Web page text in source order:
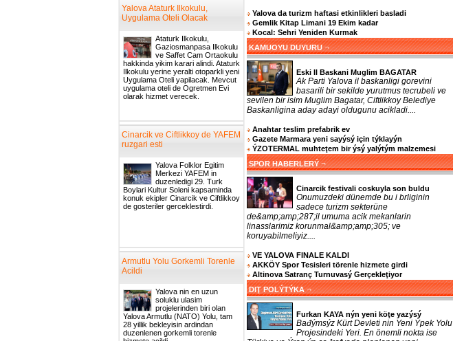
Yalova Ataturk Ilkokulu,
Uygulama Oteli Olacak
Ataturk Ilkokulu,
Gaziosmanpasa Ilkokulu
ve Saffet Cam Ortaokulu
hakkinda yikim karari alindi. Ataturk
Ilkokulu yerine yeralti otoparkli yeni
Uygulama Oteli yapilacak. Mevcut
uygulama oteli de Ogretmen Evi
olarak hizmet verecek.
Cinarcik ve Ciftlikkoy de YAFEM
ruzgari esti
Yalova Folklor Egitim
Merkezi YAFEM in
duzenledigi 29. Turk
Boylari Kultur Soleni kapsaminda
konuk ekipler Cinarcik ve Ciftlikkoy
de gosteriler gerceklestirdi.
Armutlu Yolu Gorkemli Torenle
Acildi
Yalova nin en uzun
soluklu ulasim
projelerinden biri olan
Yalova Armutlu (NATO) Yolu, tam
28 yillik bekleyisin ardindan
duzenlenen gorkemli torenle
Yalova da turizm haftasi etkinlikleri basladi
Gemlik Kitap Limani 19 Ekim kadar
Kocal: Sehri Yeniden Kurmak
KAMUOYU DUYURU ¬
Eski Il Baskani Muglim BAGATAR
Ak Parti Yalova il baskanligi gorevini
basarili bir sekilde yurutmus tecrubeli ve
sevilen bir isim Muglim Bagatar, Ciftlikkoy Belediye
Baskanligina aday adayi oldugunu acikladi....
Anahtar teslim prefabrik ev
Gazete Marmara yeni sayýsý için týklayýn
ÝZOTERMAL muhteţem bir ýsý yalýtým malzemesi
SPOR HABERLERÝ ¬
Cinarcik festivali coskuyla son buldu
Onumuzdeki dünemde bu i brliginin
sadece turizm sekterüne
de&amp;amp;287;il umuma acik mekanlarin
linasslarimiz korunmal&amp;amp;305; ve
koruyabilmeliyiz....
VE YALOVA FINALE KALDI
AKKÖY Spor Tesisleri törenle hizmete girdi
Altinova Satranç Turnuvasý Gerçekleţiyor
DIŢ POLÝTÝKA ¬
Furkan KAYA nýn yeni köţe yazýsý
Bađýmsýz Kürt Devleti nin Yeni Ýpek Yolu
Projesindeki Yeri. En önemli nokta ise